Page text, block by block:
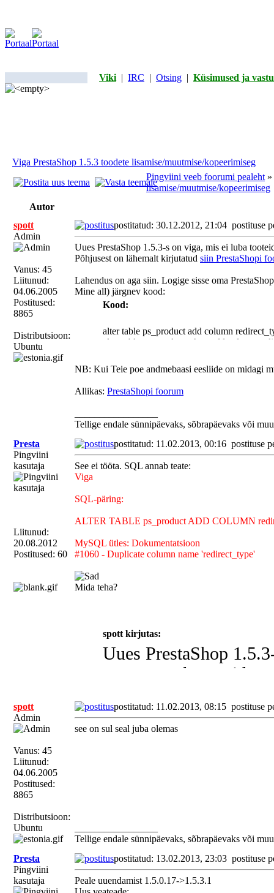
Viki | IRC | Otsing | Küsimused ja
Viga PrestaShop 1.5.3 toodete lisamise/muutmise/kopeerimiseg
Pingviini veeb foorumi pealeht »
lisamise/muutmise/kopeerimiseg
Autor
spott
Admin
Vanus: 45
Liitunud:
04.06.2005
Postitused:
8865
Distributsioon:
Ubuntu
postitatud: 30.12.2012, 21:04 postituse
Uues PrestaShop 1.5.3-s on viga, mis ei luba
Põhjusest on lähemalt kirjutatud siin PrestaShopi
Lahendus on aga siin. Logige sisse oma
Mine all) järgnev kood:
Kood:
alter table ps_product add column
alter table ps_product_shop add column
NB: Kui Teie poe andmebaasi eesliide on midagi
Allikas: PrestaShopi foorum
Tellige endale sünnipäevaks, sõbrapäevaks või
Presta
Pingviini
kasutaja
Liitunud:
20.08.2012
Postitused: 60
postitatud: 11.02.2013, 00:16 postituse
See ei tööta. SQL annab teate:
Viga
SQL-päring:
ALTER TABLE ps_product ADD COLUMN
MySQL ütles: Dokumentatsioon
#1060 - Duplicate column name 'redirect_type'
Mida teha?
spott kirjutas:
Uues PrestaShop
muuta ega kopeerida.
Lahendus on aga siin.
alter table ps_product_shop add
NB: Kui Teie poe
spott
Admin
Vanus: 45
Liitunud:
04.06.2005
Postitused:
8865
Distributsioon:
Ubuntu
postitatud: 11.02.2013, 08:15 postituse
see on sul seal juba olemas
Tellige endale sünnipäevaks, sõbrapäevaks või
Presta
Pingviini
kasutaja
postitatud: 13.02.2013, 23:03 postituse
Peale uuendamist 1.5.0.17->1.5.3.1